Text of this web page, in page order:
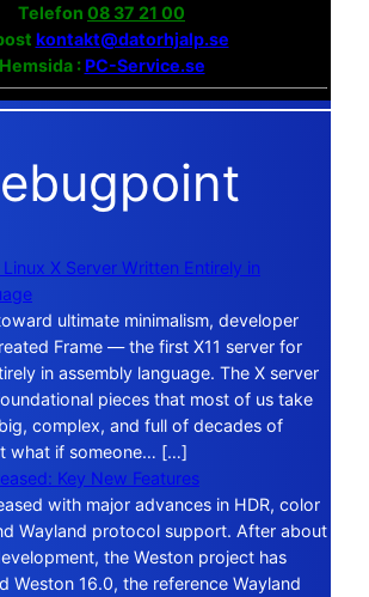
Telefon 08 37 21 00
kontakt@datorhjalp.se
Hemsida :PC-Service.se
X Server Written Entirely in
ultimate minimalism, developer
Frame — the first X11 server for
in assembly language. The X server
pieces that most of us take
complex, and full of decades of
what if someone… […]
Key New Features
with major advances in HDR, color
Wayland protocol support. After about
the Weston project has
Weston 16.0, the reference Wayland